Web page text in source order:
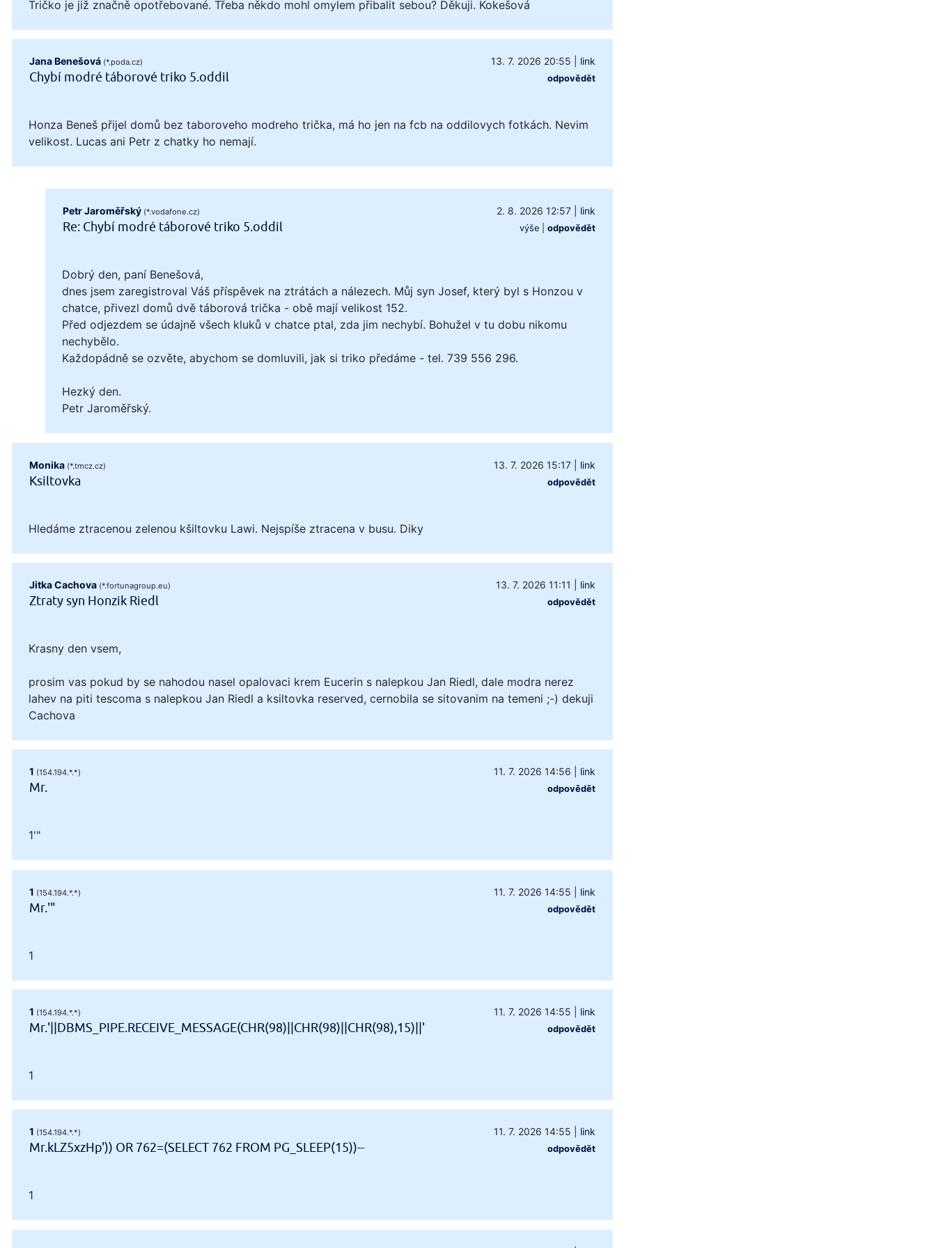
Tričko je již značně opotřebované. Třeba někdo mohl omylem přibalit sebou? Děkuji. Kokešová
Jana Benešová (*.poda.cz) 13. 7. 2026 20:55 link
Chybí modré táborové triko 5.oddil odpovědět
Honza Beneš přijel domů bez taboroveho modreho trička, má ho jen na fcb na oddilovych fotkách. Nevim
velikost. Lucas ani Petr z chatky ho nemají.
Petr Jaroměřský (*.vodafone.cz) 2. 8. 2026 12:57| link
Re: Chybí modré táborové triko 5.oddil výše| odpovědět
Dobrý den, paní Benešová,
dnes jsem zaregistroval Váš příspěvek na ztrátách a nálezech. Můj syn Josef, který byl s Honzou v
chatce, přivezl domů dvě táborová trička - obě mají velikost 152.
Před odjezdem se údajně všech kluků v chatce ptal, zda jim nechybí. Bohužel v tu dobu nikomu
nechybělo.
Každopádně se ozvěte, abychom se domluvili, jak si triko předáme - tel. 739 556 296.
Hezký den.
Petr Jaroměřský.
Monika (*.tmcz.cz) 13. 7. 2026 15:17| link
Ksiltovka odpovědět
Hledáme ztracenou zelenou kšiltovku Lawi. Nejspíše ztracena v busu. Diky
Jitka Cachova (*.fortunagroup.eu) 13. 7. 2026 11:11 link
Ztraty syn Honzik Riedl odpovědět
Krasny den vsem,
prosim vas pokud by se nahodou nasel opalovaci krem Eucerin s nalepkou Jan Riedl, dale modra nerez
lahev na piti tescoma s nalepkou Jan Riedl a ksiltovka reserved, cernobila se sitovanim na temeni ;-) dekuji
Cachova
1 (154.194.*.*) 11. 7. 2026 14:56 link
Mr. odpovědět
1'"
1 (154.194.*.*) 11. 7. 2026 14:55 link
Mr.'" odpovědět
1
1 (154.194.*.*) 11. 7. 2026 14:55 link
Mr.'||DBMS_PIPE.RECEIVE_MESSAGE(CHR(98)||CHR(98)||CHR(98),15)||' odpovědět
1
1 (154.194.*.*) 11. 7. 2026 14:55 link
Mr.kLZ5xzHp')) OR 762=(SELECT 762 FROM PG_SLEEP(15))-- odpovědět
1